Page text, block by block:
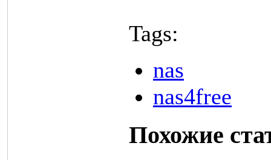
Tags:
nas
nas4free
Похожие